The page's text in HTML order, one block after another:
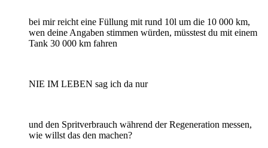
bei mir reicht eine Füllung mit rund 10l um die 10 000 km,
wen deine Angaben stimmen würden, müsstest du mit einem
Tank 30 000 km fahren
NIE IM LEBEN sag ich da nur
und den Spritverbrauch während der Regeneration messen,
wie willst das den machen?